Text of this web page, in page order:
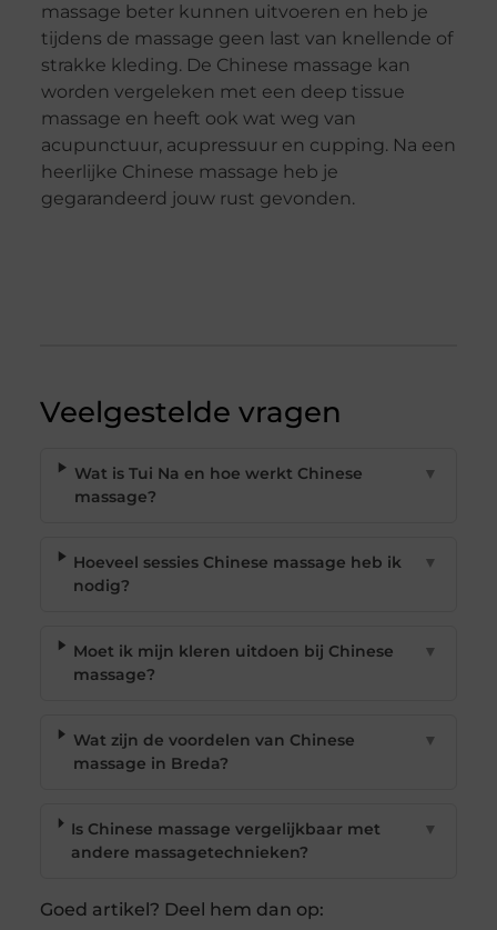
massage beter kunnen uitvoeren en heb je
tijdens de massage geen last van knellende of
strakke kleding. De Chinese massage kan
worden vergeleken met een deep tissue
massage en heeft ook wat weg van
acupunctuur, acupressuur en cupping. Na een
heerlijke Chinese massage heb je
gegarandeerd jouw rust gevonden.
Veelgestelde vragen
Wat is Tui Na en hoe werkt Chinese
massage?
▼
Hoeveel sessies Chinese massage heb ik
nodig?
▼
Moet ik mijn kleren uitdoen bij Chinese
massage?
▼
Wat zijn de voordelen van Chinese
massage in Breda?
▼
Is Chinese massage vergelijkbaar met
andere massagetechnieken?
▼
Goed artikel? Deel hem dan op: